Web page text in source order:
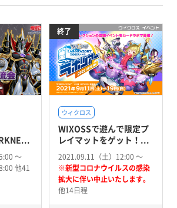
〜
他41
終了
ウィクロス
WIXOSSで遊んで限定プ
レイマットをゲット！...
2021.09.11（土）12:00 〜
※新型コロナウイルスの感染
拡大に伴い中止いたします。
他14日程